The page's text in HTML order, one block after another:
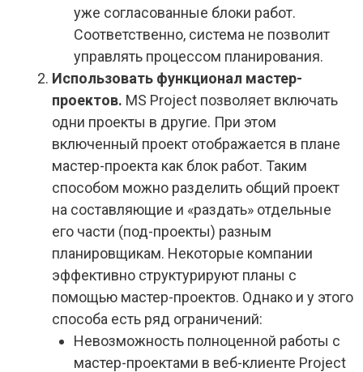
уже согласованные блоки работ.
Соответственно, система не позволит
управлять процессом планирования.
Использовать функционал мастер-
проектов. MS Project позволяет включать
одни проекты в другие. При этом
включенный проект отображается в плане
мастер-проекта как блок работ. Таким
способом можно разделить общий проект
на составляющие и «раздать» отдельные
его части (под-проекты) разным
планировщикам. Некоторые компании
эффективно структурируют планы с
помощью мастер-проектов. Однако и у этого
способа есть ряд ограничений:
Невозможность полноценной работы с
мастер-проектами в веб-клиенте Project